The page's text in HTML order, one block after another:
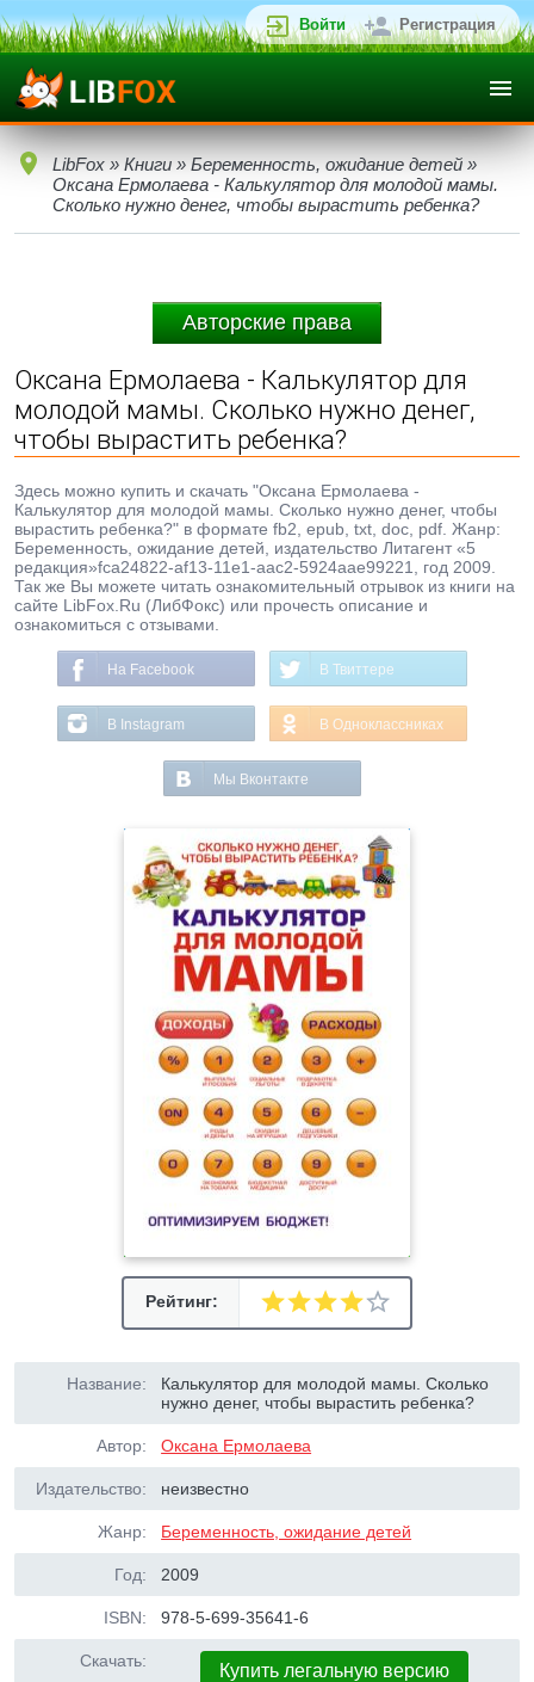
Войти Регистрация
LibFox » Книги » Беременность, ожидание детей »
Оксана Ермолаева - Калькулятор для молодой мамы.
Сколько нужно денег, чтобы вырастить ребенка?
Авторские права
Оксана Ермолаева - Калькулятор для
молодой мамы. Сколько нужно денег,
чтобы вырастить ребенка?
Здесь можно купить и скачать "Оксана Ермолаева -
Калькулятор для молодой мамы. Сколько нужно денег, чтобы
вырастить ребенка?" в формате fb2, epub, txt, doc, pdf. Жанр:
Беременность, ожидание детей, издательство Литагент «5
редакция»fca24822-af13-11e1-aac2-5924aae99221, год 2009.
Так же Вы можете читать ознакомительный отрывок из книги на
сайте LibFox.Ru (ЛибФокс) или прочесть описание и
ознакомиться с отзывами.
На Facebook В Твиттере
В Instagram В Одноклассниках
Мы Вконтакте
Рейтинг:
Название:
Калькулятор для молодой мамы. Сколько
нужно денег, чтобы вырастить ребенка?
Автор: Оксана Ермолаева
Издательство: неизвестно
Жанр: Беременность, ожидание детей
Год: 2009
ISBN: 978-5-699-35641-6
Скачать: Купить легальную версию